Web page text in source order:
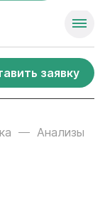
заявку
Анализы